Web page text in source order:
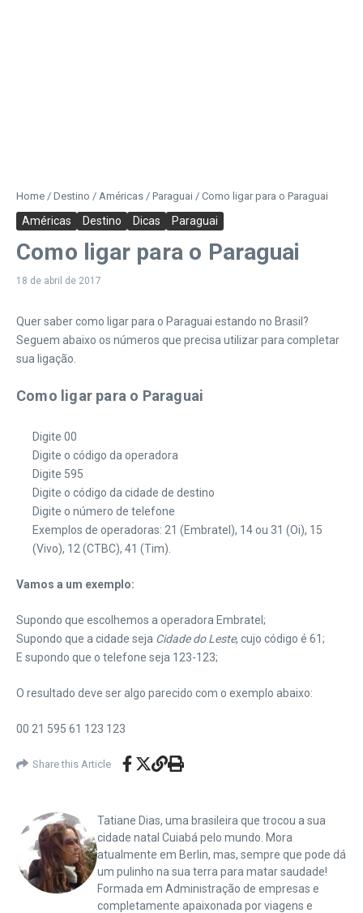
Home / Destino / Américas / Paraguai / Como ligar para o Paraguai
Américas Destino Dicas Paraguai
Como ligar para o Paraguai
18 de abril de 2017
Quer saber como ligar para o Paraguai estando no Brasil?
Seguem abaixo os números que precisa utilizar para completar
sua ligação.
Como ligar para o Paraguai
Digite 00
Digite o código da operadora
Digite 595
Digite o código da cidade de destino
Digite o número de telefone
Exemplos de operadoras: 21 (Embratel), 14 ou 31 (Oi), 15
(Vivo), 12 (CTBC), 41 (Tim).
Vamos a um exemplo:
Supondo que escolhemos a operadora Embratel;
Supondo que a cidade seja Cidade do Leste, cujo código é 61;
E supondo que o telefone seja 123-123;
O resultado deve ser algo parecido com o exemplo abaixo:
00 21 595 61 123 123
Share this Article
Tatiane Dias, uma brasileira que trocou a sua
cidade natal Cuiabá pelo mundo. Mora
atualmente em Berlin, mas, sempre que pode dá
um pulinho na sua terra para matar saudade!
Formada em Administração de empresas e
completamente apaixonada por viagens e